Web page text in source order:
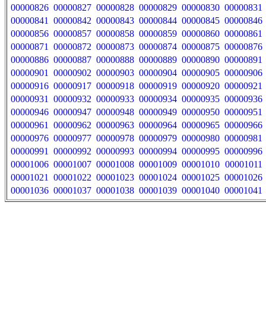
00000826 00000827 00000828 00000829 00000830 00000831
00000841
00000842 00000843 00000844 00000845 00000846
00000856 00000857 00000858 00000859 00000860 00000861
00000871
00000872 00000873 00000874 00000875 00000876
00000886 00000887 00000888 00000889 00000890 00000891
00000901
00000902 00000903 00000904 00000905 00000906
00000916 00000917 00000918 00000919 00000920 00000921
00000931
00000932 00000933 00000934 00000935 00000936
00000946 00000947 00000948 00000949 00000950 00000951
00000961
00000962 00000963 00000964 00000965 00000966
00000976 00000977 00000978 00000979 00000980 00000981
00000991
00000992 00000993 00000994 00000995 00000996
00001006 00001007 00001008 00001009 00001010 00001011
00001021
00001022 00001023 00001024 00001025 00001026
00001036 00001037 00001038 00001039 00001040 00001041